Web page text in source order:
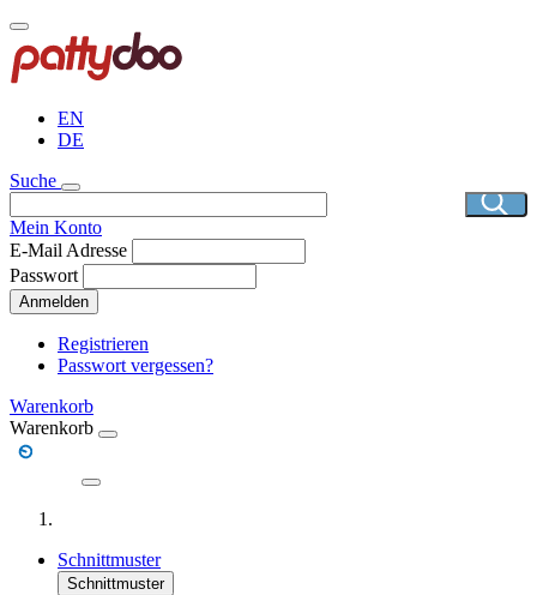
Direkt
zum
Inhalt
EN
DE
Suche
Mein Konto
E-Mail Adresse
Passwort
Anmelden
Registrieren
Passwort vergessen?
Warenkorb
Warenkorb
Schnittmuster
Schnittmuster